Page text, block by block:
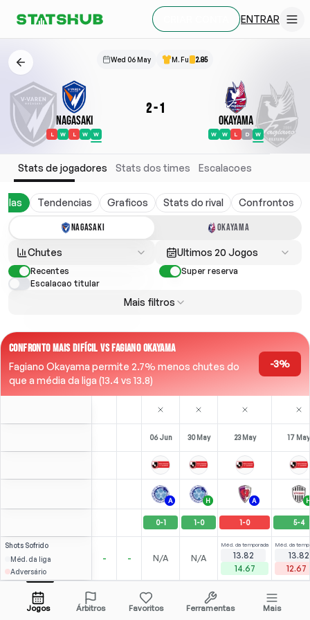
ENTRAR
Wed 06 May M. Fu 2.85
Nagasaki
L W L W W
2-1
Okayama
W W L D W
Stats de jogadores Stats dos times Escalacoes
Tendencias Graficos Stats do rival Confrontos
NAGASAKI OKAYAMA
Chutes Ultimos 20 Jogos
Recentes
Super reserva
Escalacao titular
Mais filtros
CONFRONTO MAIS DIFÍCIL VS FAGIANO OKAYAMA
Fagiano Okayama permite 2.7% menos chutes do
que a média da liga (13.4 vs 13.8)
-3%
06 Jun 30 May 23 May 17 May
A H A H
0-1 1-0 1-0 5-4
Shots Sofrido
Méd. da liga
Adversário
- - N/A N/A
Méd. da temporada
13.82
14.67
Méd. da
13.82
12.67
M. Jesus Abrir menu
2.79
90' ST-88 ST-90' RF
Jogos Árbitros Favoritos Ferramentas Mais